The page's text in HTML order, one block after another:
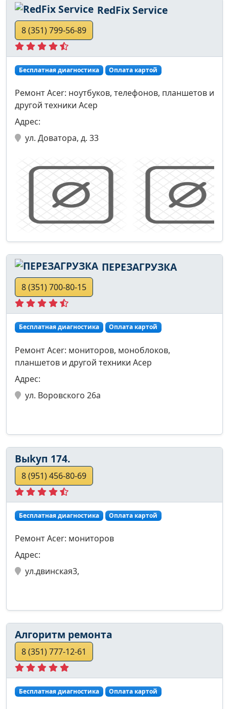
RedFix Service
8 (351) 799-56-89
Бесплатная диагностика Оплата картой
Ремонт Acer: ноутбуков, телефонов, планшетов и
другой техники Асер
Адрес:
ул. Доватора, д. 33
ПЕРЕЗАГРУЗКА
8 (351) 700-80-15
Бесплатная диагностика Оплата картой
Ремонт Acer: мониторов, моноблоков,
планшетов и другой техники Асер
Адрес:
ул. Воровского 26а
Выkуп 174.
8 (951) 456-80-69
Бесплатная диагностика Оплата картой
Ремонт Acer: мониторов
Адрес:
ул.двинская3,
Алгоритм ремонта
8 (351) 777-12-61
Бесплатная диагностика Оплата картой